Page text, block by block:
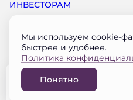
ИНВЕСТОРАМ
КОНТАКТЫ
Документация застройщика на
© НОВОЕ ИЗМЕРЕНИЕ 2026
Разработано
Мы используем cookie-
быстрее и удобнее.
Политика
Понятно